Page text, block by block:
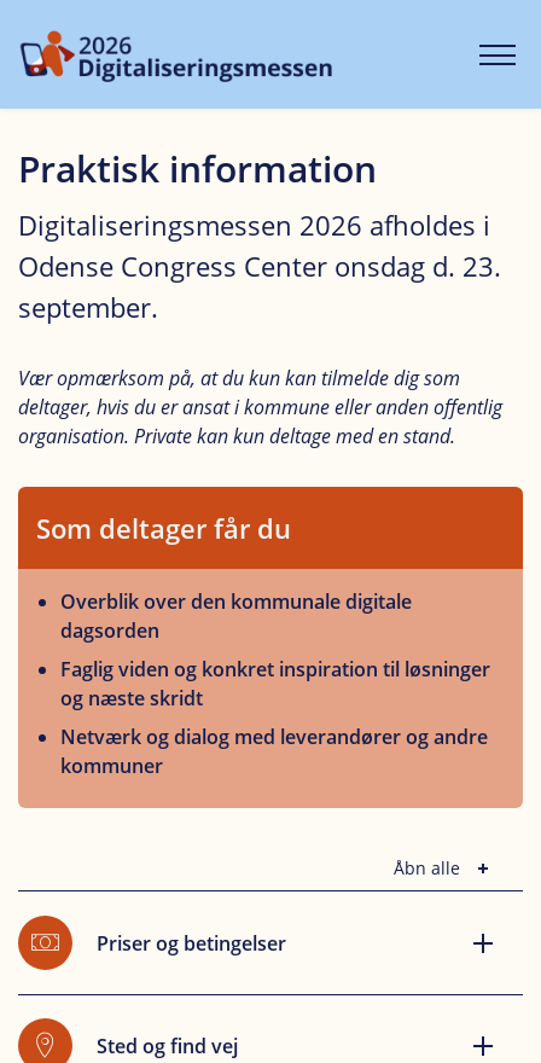
Praktisk information
Digitaliseringsmessen 2026 afholdes i
Odense Congress Center onsdag d. 23.
september.
Vær opmærksom på, at du kun kan tilmelde dig som
deltager, hvis du er ansat i kommune eller anden offentlig
organisation. Private kan kun deltage med en stand.
Som deltager får du
Overblik over den kommunale digitale
dagsorden
Faglig viden og konkret inspiration til løsninger
og næste skridt
Netværk og dialog med leverandører og andre
kommuner
Åbn alle
Priser og betingelser
Sted og find vej